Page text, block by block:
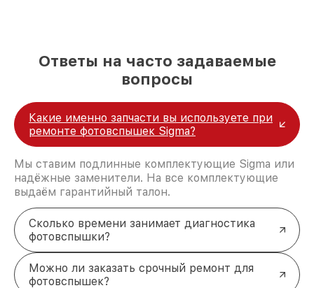
Бесплатная диагностикапри заказе
выполнения: большинство
совместимые с техникой Sigma.
Звоните — мы всё исправим!
и организуем ремонт с гарантией. Доверьте свою
фотовспышку Sigma профессионалам! +7 (861) 299-
37-61, Северная улица, 496/2
Ответы на часто задаваемые
вопросы
Какие именно запчасти вы используете при
ремонте фотовспышек Sigma?
Мы ставим подлинные комплектующие Sigma или
надёжные заменители. На все комплектующие
выдаём гарантийный талон.
Сколько времени занимает диагностика
фотовспышки?
Можно ли заказать срочный ремонт для
фотовспышек?